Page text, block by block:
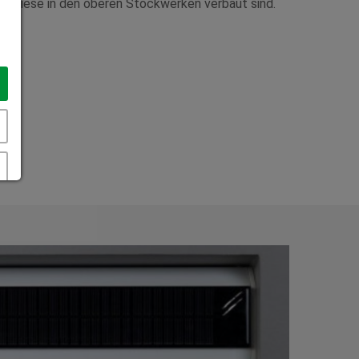
diese in den oberen Stockwerken verbaut sind.